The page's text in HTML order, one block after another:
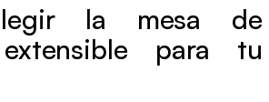
la mesa de
para tu